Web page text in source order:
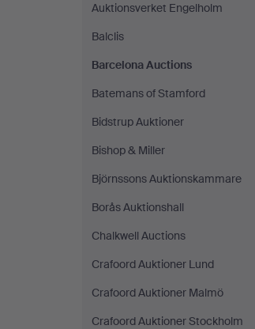
Auktionsverket Engelholm
Balclis
Barcelona Auctions
Batemans of Stamford
Bidstrup Auktioner
Bishop & Miller
Björnssons Auktionskammare
Borås Auktionshall
Chalkwell Auctions
Crafoord Auktioner Lund
Crafoord Auktioner Malmö
Crafoord Auktioner Stockholm